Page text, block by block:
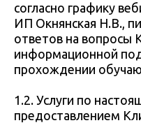
согласно графику
ИП Окнянская Н.В.,
ответов на вопросы
информационной
прохождении
1.2. Услуги по
предоставлением